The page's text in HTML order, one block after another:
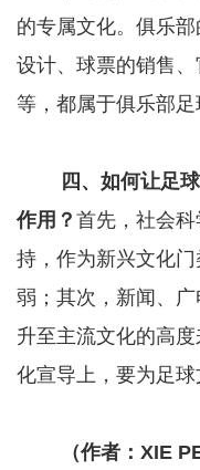
的专属文化。俱乐
设计、球票的销售
等，都属于俱乐部足
四、如何让足
作用？ 首先，社会
持，作为新兴文化
弱；其次，新闻、
升至主流文化的高
化宣导上，要为足球
（作者：XIE